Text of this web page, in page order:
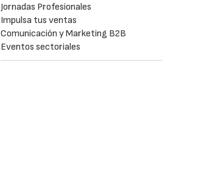
Jornadas Profesionales
Impulsa tus ventas
Comunicación y Marketing B2B
Eventos sectoriales